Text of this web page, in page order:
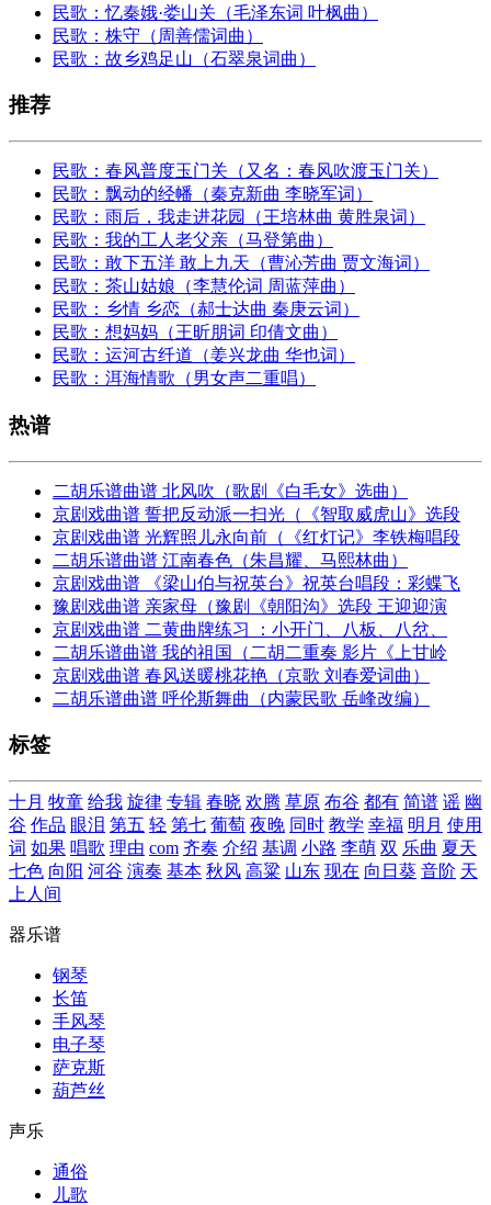
民歌：忆秦娥·娄山关（毛泽东词 叶枫曲）
民歌：株守（周善儒词曲）
民歌：故乡鸡足山（石翠泉词曲）
推荐
民歌：春风普度玉门关（又名：春风吹渡玉门关）
民歌：飘动的经幡（秦克新曲 李晓军词）
民歌：雨后，我走进花园（王培林曲 黄胜泉词）
民歌：我的工人老父亲（马登第曲）
民歌：敢下五洋 敢上九天（曹沁芳曲 贾文海词）
民歌：茶山姑娘（李慧伦词 周蓝萍曲）
民歌：乡情 乡恋（郝士达曲 秦庚云词）
民歌：想妈妈（王昕朋词 印倩文曲）
民歌：运河古纤道（姜兴龙曲 华也词）
民歌：洱海情歌（男女声二重唱）
热谱
二胡乐谱曲谱 北风吹（歌剧《白毛女》选曲）
京剧戏曲谱 誓把反动派一扫光（《智取威虎山》选段
京剧戏曲谱 光辉照儿永向前（《红灯记》李铁梅唱段
二胡乐谱曲谱 江南春色（朱昌耀、马熙林曲）
京剧戏曲谱 《梁山伯与祝英台》祝英台唱段：彩蝶飞
豫剧戏曲谱 亲家母（豫剧《朝阳沟》选段 王迎迎演
京剧戏曲谱 二黄曲牌练习 ：小开门、八板、八岔、
二胡乐谱曲谱 我的祖国（二胡二重奏 影片《上甘岭
京剧戏曲谱 春风送暖桃花艳（京歌 刘春爱词曲）
二胡乐谱曲谱 呼伦斯舞曲（内蒙民歌 岳峰改编）
标签
十月 牧童 给我 旋律 专辑 春晓 欢腾 草原 布谷 都有 简谱 谣 幽
谷 作品 眼泪 第五 轻 第七 葡萄 夜晚 同时 教学 幸福 明月 使用
词 如果 唱歌 理由 com 齐奏 介绍 基调 小路 李萌 双 乐曲 夏天
七色 向阳 河谷 演奏 基本 秋风 高粱 山东 现在 向日葵 音阶 天
上人间
器乐谱
钢琴
长笛
手风琴
电子琴
萨克斯
葫芦丝
声乐
通俗
儿歌